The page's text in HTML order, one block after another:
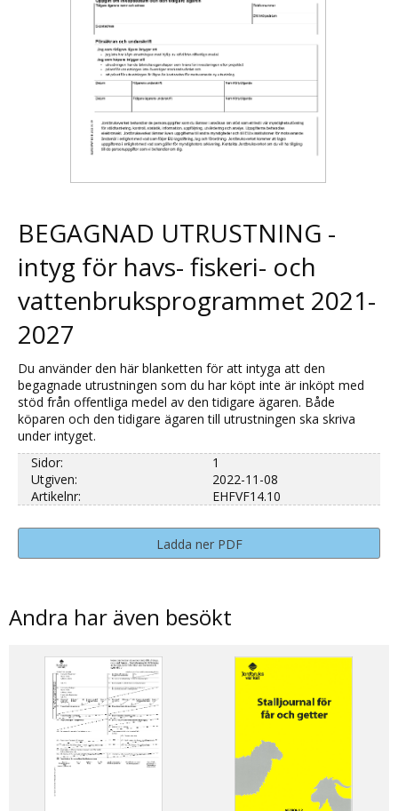
BEGAGNAD UTRUSTNING -
intyg för havs- fiskeri- och
vattenbruksprogrammet 2021-
2027
Du använder den här blanketten för att intyga att den
begagnade utrustningen som du har köpt inte är inköpt med
stöd från offentliga medel av den tidigare ägaren. Både
köparen och den tidigare ägaren till utrustningen ska skriva
under intyget.
Ladda ner PDF
Sidor:
1
Utgiven:
2022-11-08
Artikelnr:
EHFVF14.10
Andra har även besökt